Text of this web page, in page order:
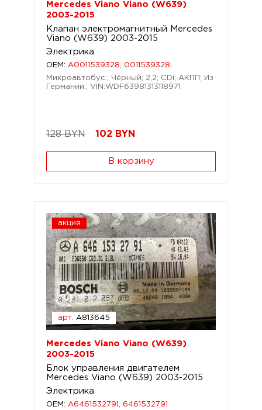
Mercedes Viano Viano (W639)
2003-2015
Клапан электромагнитный Mercedes
Viano (W639) 2003-2015
Электрика
OEM: A0011539328, 0011539328
Микроавтобус.; Чёрный; 2,2; CDi; АКПП; Из
Германии.; VIN:WDF63981313118971
128 BYN 102 BYN
В корзину
акция
арт. A813645
Mercedes Viano Viano (W639)
2003-2015
Блок управления двигателем
Mercedes Viano (W639) 2003-2015
Электрика
OEM: A6461532791, 6461532791